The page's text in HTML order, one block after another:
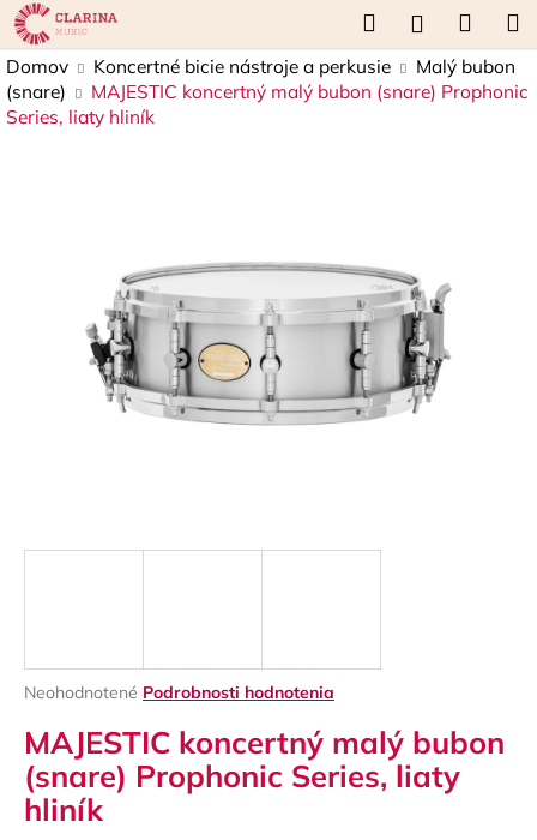
Prejsť
na
obsah
Hľadať
košík
Domov Koncertné bicie nástroje a perkusie
Malý bubon
(snare)
MAJESTIC koncertný malý bubon (snare) Prophonic
Series, liaty hliník
Priemerné
produktu
je
0,0
z
5
Neohodnotené Podrobnosti hodnotenia
MAJESTIC koncertný malý bubon
(snare) Prophonic Series, liaty
hliník
K
o
š
Späť
Späť
Č
ť
?